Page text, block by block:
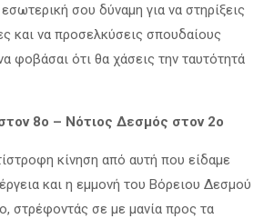
σου δύναμη για να στηρίξεις
και να προσελκύσεις σπουδαίους
φοβάσαι ότι θα χάσεις την ταυτότητά
8ο – Νότιος Δεσμός στον 2ο
κίνηση από αυτή που είδαμε
και η εμμονή του Βόρειου Δεσμού
στρέφοντάς σε με μανία προς τα